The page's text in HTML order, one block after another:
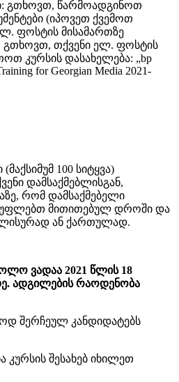
გთხოვთ, წარმოადგინოთ
(იპოვეთ ქვემოთ
ფოსტის მისამართზე
გთხოვთ, თქვენი ელ. ფოსტის
კურსის დასახელება: „bp
for Georgian Media 2021-
100 სიტყვა)
დამსაქმებლისგან,
რომ დამსაქმებელი
მითითებულ დროში და
ან ქართულად.
ვადაა 2021 წლის 18
ადგილების რაოდენობა
შერჩეულ კანდიდატებს
კურსის შესახებ იხილეთ